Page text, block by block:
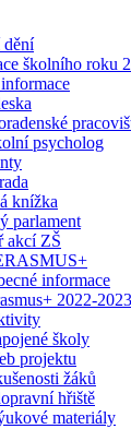
školního roku
psycholog
knížka
parlament
akcí ZŠ
informace
2022-2023
školy
projektu
žáků
hřiště
materiály